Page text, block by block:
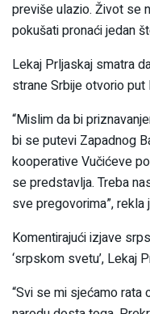
previše ulazio. Život se
pokušati pronaći jedan
Lekaj Prljaskaj smatra
strane Srbije otvorio put
“Mislim da bi
bi se putevi Zapadnog
kooperative Vučićeve
se predstavlja. Treba
sve pregovorima”, rekla
Komentirajući izjave
‘srpskom svetu’, Lekaj
“Svi se mi sjećamo rata